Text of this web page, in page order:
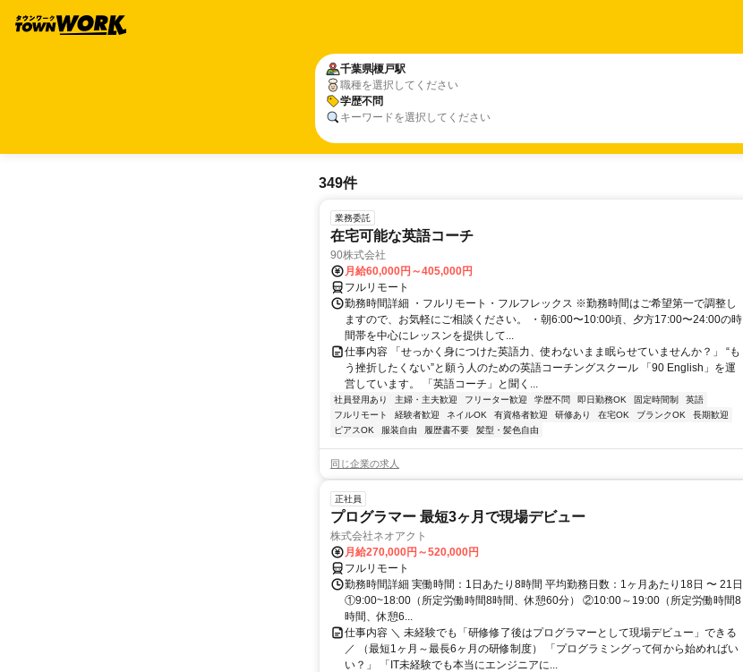
千葉県榎戸駅
職種を選択してください
学歴不問
キーワードを選択してください
349件
業務委託
在宅可能な英語コーチ
90株式会社
月給60,000円～405,000円
フルリモート
勤務時間詳細 ・フルリモート・フルフレックス ※勤務時間はご希望第一で調整し
ますので、お気軽にご相談ください。 ・朝6:00〜10:00頃、夕方17:00〜24:00の時
間帯を中心にレッスンを提供して...
仕事内容 「せっかく身につけた英語力、使わないまま眠らせていませんか？」 “も
う挫折したくない”と願う人のための英語コーチングスクール 「90 English」を運
営しています。 「英語コーチ」と聞く...
社員登用あり 主婦・主夫歓迎 フリーター歓迎 学歴不問 即日勤務OK 固定時間制
英語
フルリモート
経験者歓迎 ネイルOK 有資格者歓迎 研修あり 在宅OK ブランクOK
長期歓迎
ピアスOK
服装自由 履歴書不要 髪型・髪色自由
同じ企業の求人
正社員
プログラマー 最短3ヶ月で現場デビュー
株式会社ネオアクト
月給270,000円～520,000円
フルリモート
勤務時間詳細 実働時間：1日あたり8時間 平均勤務日数：1ヶ月あたり18日 〜 21日
①9:00~18:00（所定労働時間8時間、休憩60分） ②10:00～19:00（所定労働時間8
時間、休憩6...
仕事内容 ＼ 未経験でも「研修修了後はプログラマーとして現場デビュー」できる
／ （最短1ヶ月～最長6ヶ月の研修制度） 「プログラミングって何から始めればい
い？」 「IT未経験でも本当にエンジニアに...